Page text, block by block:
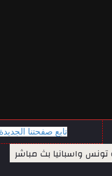
تابع صفحتنا
واسبانيا بث مباشر